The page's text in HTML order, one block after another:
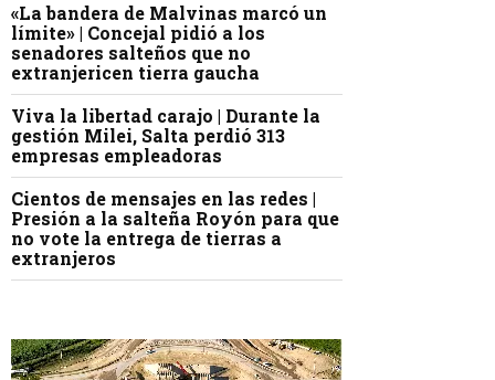
«La bandera de Malvinas marcó un
límite» | Concejal pidió a los
senadores salteños que no
extranjericen tierra gaucha
Viva la libertad carajo | Durante la
gestión Milei, Salta perdió 313
empresas empleadoras
Cientos de mensajes en las redes |
Presión a la salteña Royón para que
no vote la entrega de tierras a
extranjeros